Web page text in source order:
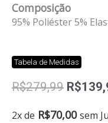
Composição
95% Poliéster 5%
Tabela de Medidas
R$279,99 O
original
R$
2x de R$70,00 sem
Saia